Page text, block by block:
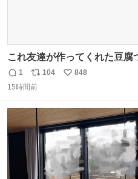
これ友達が作ってくれた豆腐つく
まで豆腐って気づかなかった
し普通につくねより好きかもしれん🥹🤍 ダ
返
信
1
リ
ポ
ト
数
104
い
848
15時間前